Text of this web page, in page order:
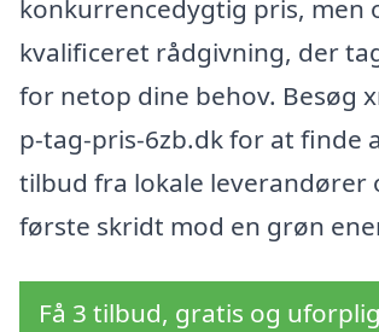
konkurrencedygtig pris, men
kvalificeret rådgivning, der
for netop dine behov. Besøg
p-tag-pris-6zb.dk for at finde
tilbud fra lokale leverandører
første skridt mod en grøn
Få 3 tilbud, gratis og